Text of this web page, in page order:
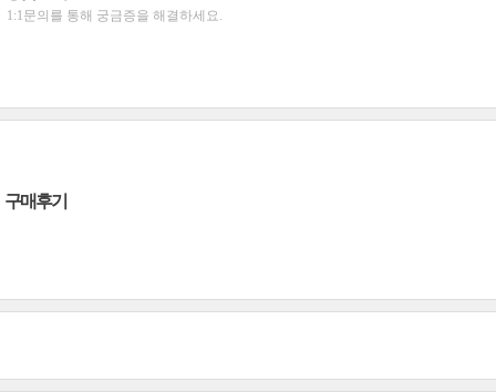
1:1문의를 통해 궁금증을 해결하세요.
구매후기